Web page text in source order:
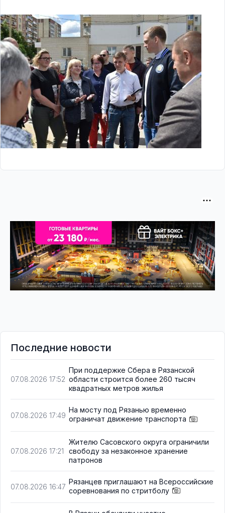
Последние новости
07.08.2026 17:52
При поддержке Сбера в Рязанской
области строится более 260 тысяч
квадратных метров жилья
07.08.2026 17:49
На мосту под Рязанью временно
ограничат движение транспорта
07.08.2026 17:21
Жителю Сасовского округа ограничили
свободу за незаконное хранение
патронов
07.08.2026 16:47
Рязанцев приглашают на Всероссийские
соревнования по стритболу